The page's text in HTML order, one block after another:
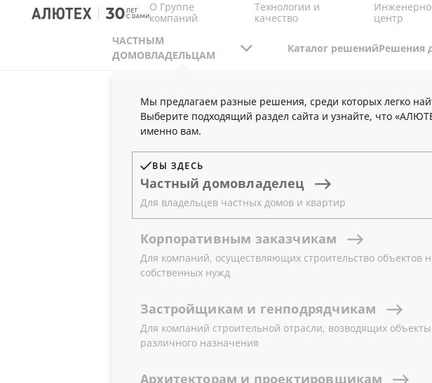
О Группе
компаний
Технологии и
качество центр
ЧАСТНЫМ
ДОМОВЛАДЕЛЬЦАМ
Мы предлагаем разные решения, среди которых легко
Выберите подходящий раздел сайта и узнайте, что
именно вам.
ВЫ ЗДЕСЬ
Частный домовладелец
Для владельцев частных домов и квартир
Корпоративным заказчикам
Для компаний, осуществляющих строительство объектов
собственных нужд
Застройщикам и генподрядчикам
Для компаний строительной отрасли, возводящих
различного назначения
Каталог решенийРешения
ЧАСТНЫМ ДОМОВЛАДЕЛЬЦАМ ПУБЛИКАЦИИ
ПОЛЕЗНЫЕ
Все
ТИП